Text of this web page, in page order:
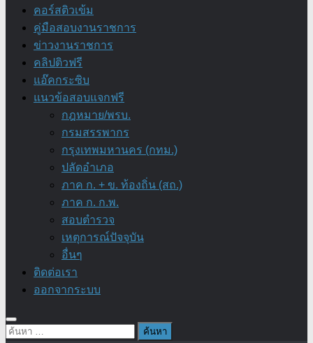
คอร์สติวเข้ม
คู่มือสอบงานราชการ
ข่าวงานราชการ
คลิปติวฟรี
แอ๊คกระซิบ
แนวข้อสอบแจกฟรี
กฎหมาย/พรบ.
กรมสรรพากร
กรุงเทพมหานคร (กทม.)
ปลัดอำเภอ
ภาค ก. + ข. ท้องถิ่น (สถ.)
ภาค ก. ก.พ.
สอบตำรวจ
เหตุการณ์ปัจจุบัน
อื่นๆ
ติดต่อเรา
ออกจากระบบ
ค้นหา